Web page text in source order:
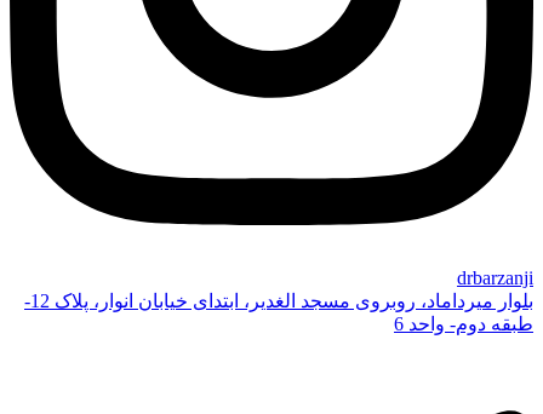
drbarzanji
بلوار میرداماد، روبروی مسجد الغدیر، ابتدای خیابان انوار، پلاک 12-
طبقه دوم- واحد 6